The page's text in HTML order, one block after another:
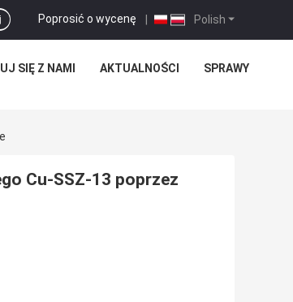
Polish
Poprosić o wycenę |
SIĘ Z NAMI AKTUALNOŚCI SPRAWY
Cu-SSZ-13 poprzez